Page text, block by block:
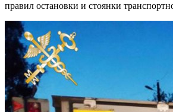
правил остановки и стоянки